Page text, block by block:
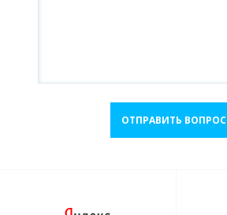
ОТПРАВИТЬ ВОПРОС